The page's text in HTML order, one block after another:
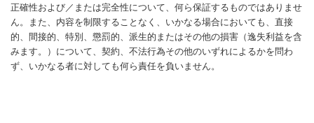
正確性および／または完全性について、何ら保証するものではありませ
ん。また、内容を制限することなく、いかなる場合においても、直接
的、間接的、特別、懲罰的、派生的またはその他の損害（逸失利益を含
みます。）について、契約、不法行為その他のいずれによるかを問わ
ず、いかなる者に対しても何ら責任を負いません。